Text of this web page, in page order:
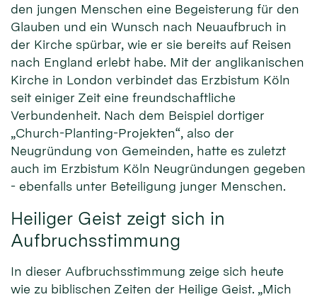
den jungen Menschen eine Begeisterung für den
Glauben und ein Wunsch nach Neuaufbruch in
der Kirche spürbar, wie er sie bereits auf Reisen
nach England erlebt habe. Mit der anglikanischen
Kirche in London verbindet das Erzbistum Köln
seit einiger Zeit eine freundschaftliche
Verbundenheit. Nach dem Beispiel dortiger
„Church-Planting-Projekten“, also der
Neugründung von Gemeinden, hatte es zuletzt
auch im Erzbistum Köln Neugründungen gegeben
- ebenfalls unter Beteiligung junger Menschen.
Heiliger Geist zeigt sich in
Aufbruchsstimmung
In dieser Aufbruchsstimmung zeige sich heute
wie zu biblischen Zeiten der Heilige Geist. „Mich